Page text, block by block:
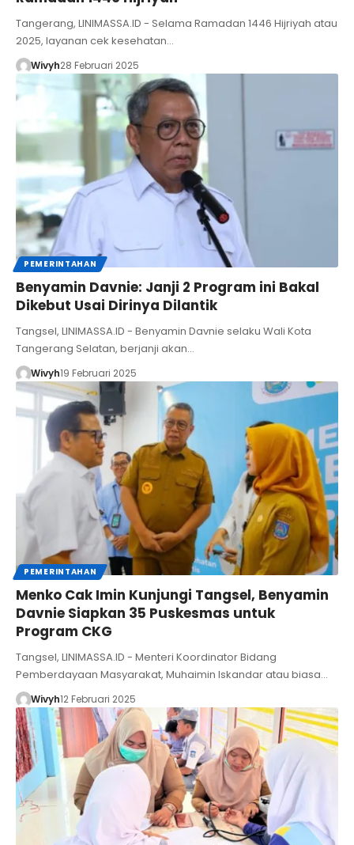
Tangerang, LINIMASSA.ID - Selama Ramadan 1446 Hijriyah atau
2025, layanan cek kesehatan…
Wivyh28 Februari 2025
PEMERINTAHAN
Benyamin Davnie: Janji 2 Program ini Bakal
Dikebut Usai Dirinya Dilantik
Tangsel, LINIMASSA.ID - Benyamin Davnie selaku Wali Kota
Tangerang Selatan, berjanji akan…
Wivyh19 Februari 2025
PEMERINTAHAN
Menko Cak Imin Kunjungi Tangsel, Benyamin
Davnie Siapkan 35 Puskesmas untuk
Program CKG
Tangsel, LINIMASSA.ID - Menteri Koordinator Bidang
Pemberdayaan Masyarakat, Muhaimin Iskandar atau biasa…
Wivyh12 Februari 2025